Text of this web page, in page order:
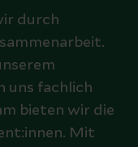
durch
uns fachlich
bieten wir die
Mit